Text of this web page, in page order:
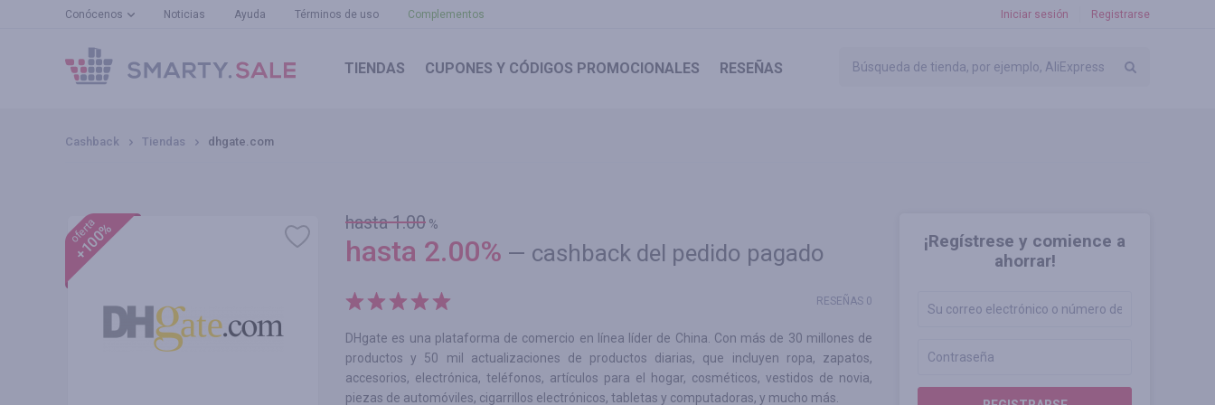
Conócenos Noticias Ayuda Términos de uso Complementos Iniciar sesión Registrarse
TIENDAS CUPONES Y CÓDIGOS PROMOCIONALES RESEÑAS
Cashback Tiendas dhgate.com
¡Regístrese y comience a
ahorrar!
oferta
+100% hasta 1.00 %
hasta 2.00% — cashback del pedido pagado
RESEÑAS 0
DHgate es una plataforma de comercio en línea líder de China. Con más de 30 millones de
productos y 50 mil actualizaciones de productos diarias, que incluyen ropa, zapatos,
accesorios, electrónica, teléfonos, artículos para el hogar, cosméticos, vestidos de novia,
piezas de automóviles, cigarrillos electrónicos, tabletas y computadoras, y mucho más.